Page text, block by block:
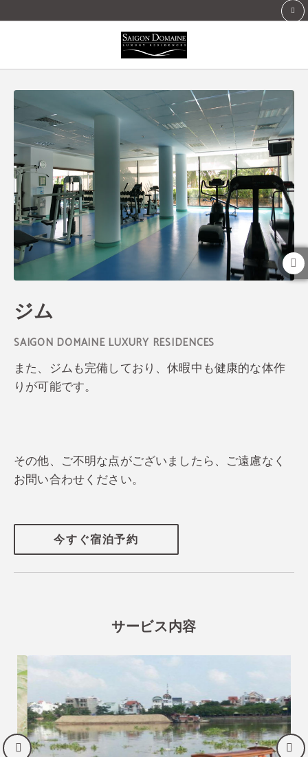
ジム of Saigon Domaine Luxury Residences in Ho Chi Minh city. Official
ジム
また、ジムも完備しており、休暇中も健康的な体作
りが可能です。
その他、ご不明な点がございましたら、ご遠慮なく
お問い合わせください。
今すぐ宿泊予約
サービス内容
私たちのホテルで予約して、この大きな割引
をお楽しみください
もっと詳しい情報